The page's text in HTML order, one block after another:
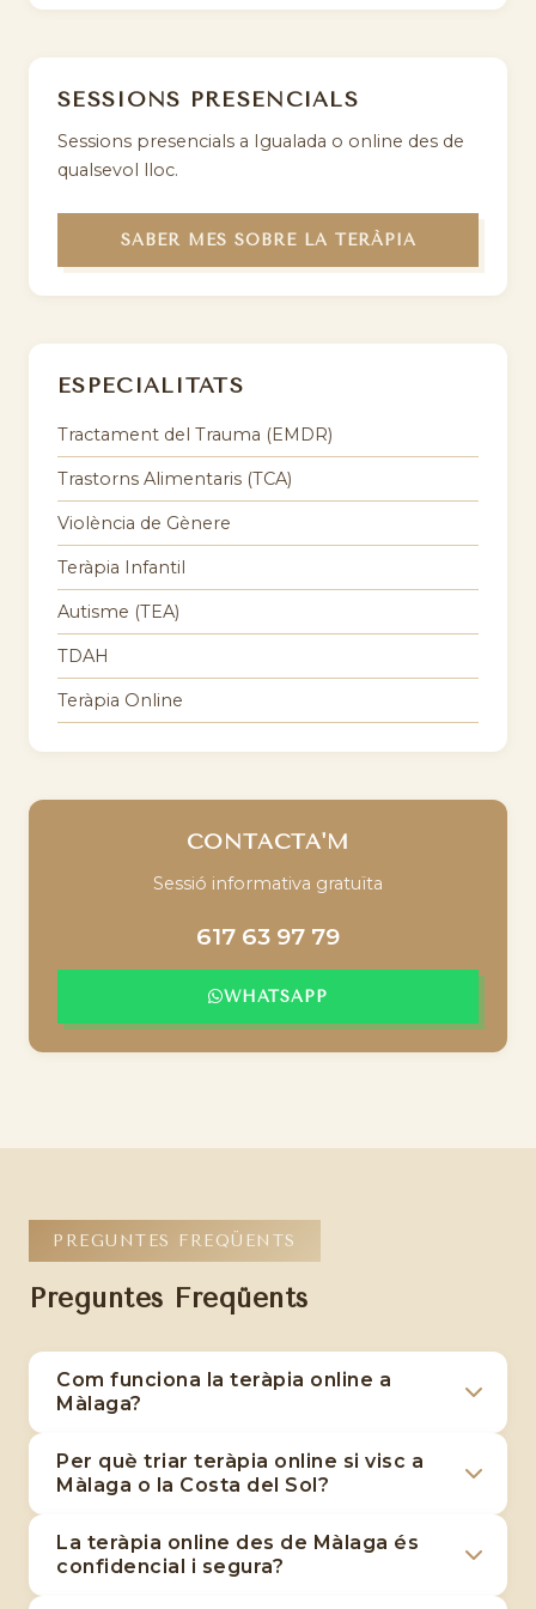
SESSIONS PRESENCIALS
Sessions presencials a Igualada o online des de
qualsevol lloc.
SABER MÉS SOBRE LA TERÀPIA
ESPECIALITATS
Tractament del Trauma (EMDR)
Trastorns Alimentaris (TCA)
Violència de Gènere
Teràpia Infantil
Autisme (TEA)
TDAH
Teràpia Online
CONTACTA'M
Sessió informativa gratuïta
617 63 97 79
WHATSAPP
PREGUNTES FREQÜENTS
Preguntes Freqüents
Com funciona la teràpia online a
Màlaga?
La teràpia online a Màlaga et connecta amb
una psicòloga sanitària col·legiada a través de
són individuals i segueixen el mateix rigor
clínic que les presencials. Només necessites
Per què triar teràpia online si visc a
Màlaga o la Costa del Sol?
La teràpia online és perfecta per a persones
de Màlaga, Marbella, Fuengirola,
La teràpia online des de Màlaga és
confidencial i segura?